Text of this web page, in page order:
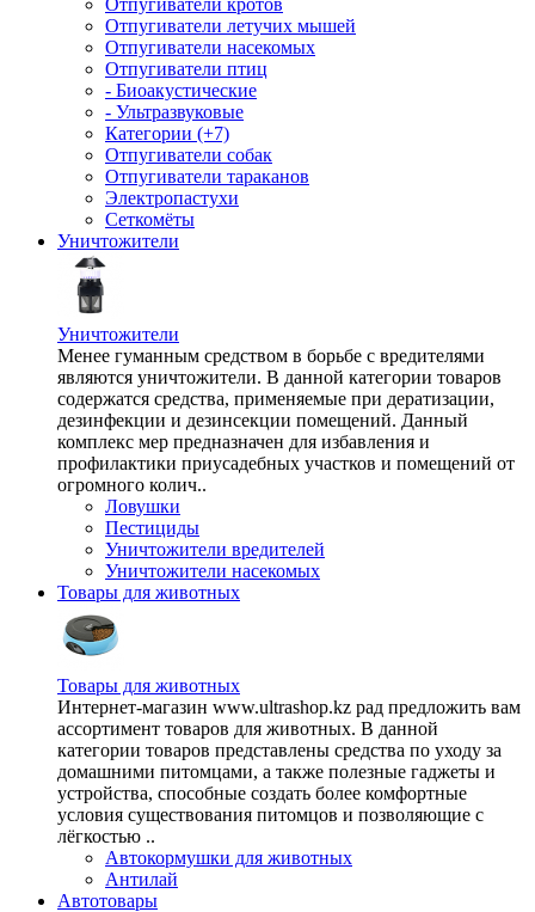
Отпугиватели кротов
Отпугиватели летучих мышей
Отпугиватели насекомых
Отпугиватели птиц
- Биоакустические
- Ультразвуковые
Категории (+7)
Отпугиватели собак
Отпугиватели тараканов
Электропастухи
Сеткомёты
Уничтожители
Уничтожители
Менее гуманным средством в борьбе с вредителями
являются уничтожители. В данной категории товаров
содержатся средства, применяемые при дератизации,
дезинфекции и дезинсекции помещений. Данный
комплекс мер предназначен для избавления и
профилактики приусадебных участков и помещений от
огромного колич..
Ловушки
Пестициды
Уничтожители вредителей
Уничтожители насекомых
Товары для животных
Товары для животных
Интернет-магазин www.ultrashop.kz рад предложить вам
ассортимент товаров для животных. В данной
категории товаров представлены средства по уходу за
домашними питомцами, а также полезные гаджеты и
устройства, способные создать более комфортные
условия существования питомцов и позволяющие с
лёгкостью ..
Автокормушки для животных
Антилай
Автотовары